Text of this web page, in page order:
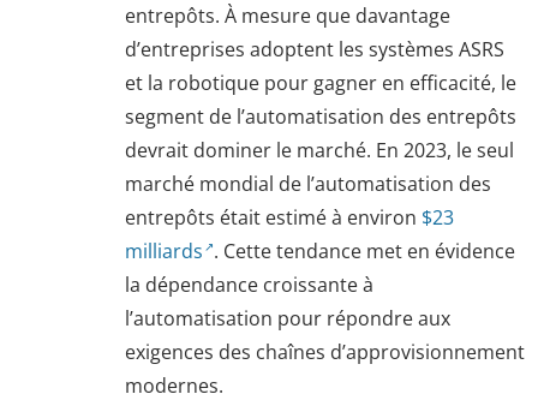
entrepôts. À mesure que davantage
d’entreprises adoptent les systèmes ASRS
et la robotique pour gagner en efficacité, le
segment de l’automatisation des entrepôts
devrait dominer le marché. En 2023, le seul
marché mondial de l’automatisation des
entrepôts était estimé à environ $23
milliards . Cette tendance met en évidence
la dépendance croissante à
l’automatisation pour répondre aux
exigences des chaînes d’approvisionnement
modernes.